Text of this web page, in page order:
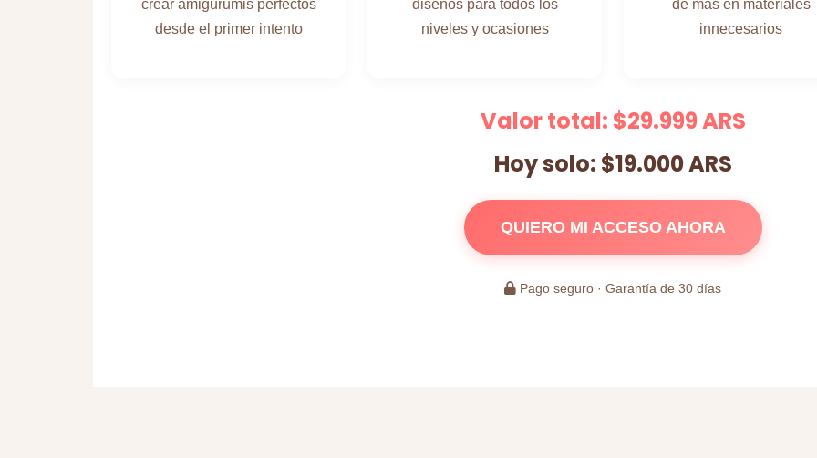
crear amigurumis perfectos
desde el primer intento
diseños para todos los
niveles y ocasiones
de más en materiales
innecesarios
Valor total: $29.999 ARS
Hoy solo: $19.000 ARS
QUIERO MI ACCESO AHORA
Pago seguro · Garantía de 30 días